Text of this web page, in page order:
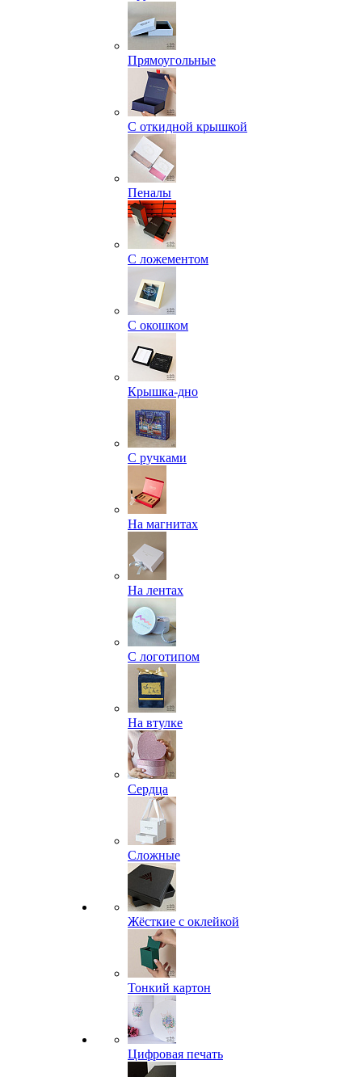
Прямоугольные
С откидной крышкой
Пеналы
С ложементом
С окошком
Крышка-дно
С ручками
На магнитах
На лентах
С логотипом
На втулке
Сердца
Сложные
Жёсткие с оклейкой
Тонкий картон
Цифровая печать